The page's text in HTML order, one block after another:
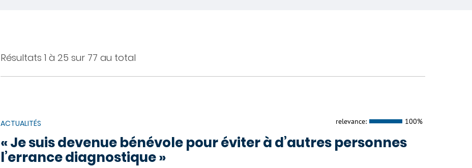
Résultats 1 à 25 sur 77 au total
ACTUALITÉS relevance: 100%
« Je suis devenue bénévole pour éviter à d’autres personnes
l’errance diagnostique »